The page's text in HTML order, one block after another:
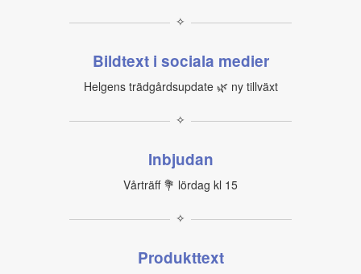
✧
Bildtext i sociala medier
Helgens trädgårdsupdate 🌿 ny tillväxt
✧
Inbjudan
Vårträff 💐 lördag kl 15
✧
Produkttext